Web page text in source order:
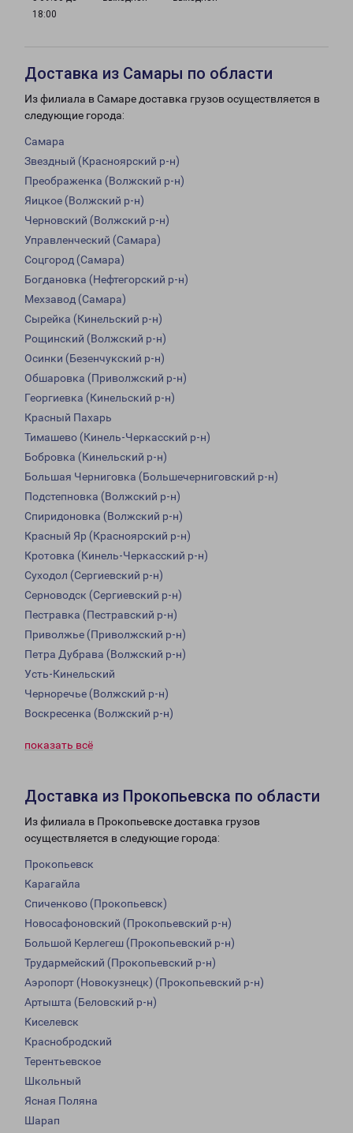
18:00
Доставка из Самары по области
Из филиала в Самаре доставка грузов осуществляется в
следующие города:
Самара
Звездный (Красноярский р-н)
Преображенка (Волжский р-н)
Яицкое (Волжский р-н)
Черновский (Волжский р-н)
Управленческий (Самара)
Соцгород (Самара)
Богдановка (Нефтегорский р-н)
Мехзавод (Самара)
Сырейка (Кинельский р-н)
Рощинский (Волжский р-н)
Осинки (Безенчукский р-н)
Обшаровка (Приволжский р-н)
Георгиевка (Кинельский р-н)
Красный Пахарь
Тимашево (Кинель-Черкасский р-н)
Бобровка (Кинельский р-н)
Большая Черниговка (Большечерниговский р-н)
Подстепновка (Волжский р-н)
Спиридоновка (Волжский р-н)
Красный Яр (Красноярский р-н)
Кротовка (Кинель-Черкасский р-н)
Суходол (Сергиевский р-н)
Серноводск (Сергиевский р-н)
Пестравка (Пестравский р-н)
Приволжье (Приволжский р-н)
Петра Дубрава (Волжский р-н)
Усть-Кинельский
Черноречье (Волжский р-н)
Воскресенка (Волжский р-н)
показать всё
Доставка из Прокопьевска по области
Из филиала в Прокопьевске доставка грузов
осуществляется в следующие города:
Прокопьевск
Карагайла
Спиченково (Прокопьевск)
Новосафоновский (Прокопьевский р-н)
Большой Керлегеш (Прокопьевский р-н)
Трудармейский (Прокопьевский р-н)
Аэропорт (Новокузнецк) (Прокопьевский р-н)
Артышта (Беловский р-н)
Киселевск
Краснобродский
Терентьевское
Школьный
Ясная Поляна
Шарап